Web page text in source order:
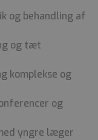
og behandling af
og tæt
komplekse og
og
yngre læger